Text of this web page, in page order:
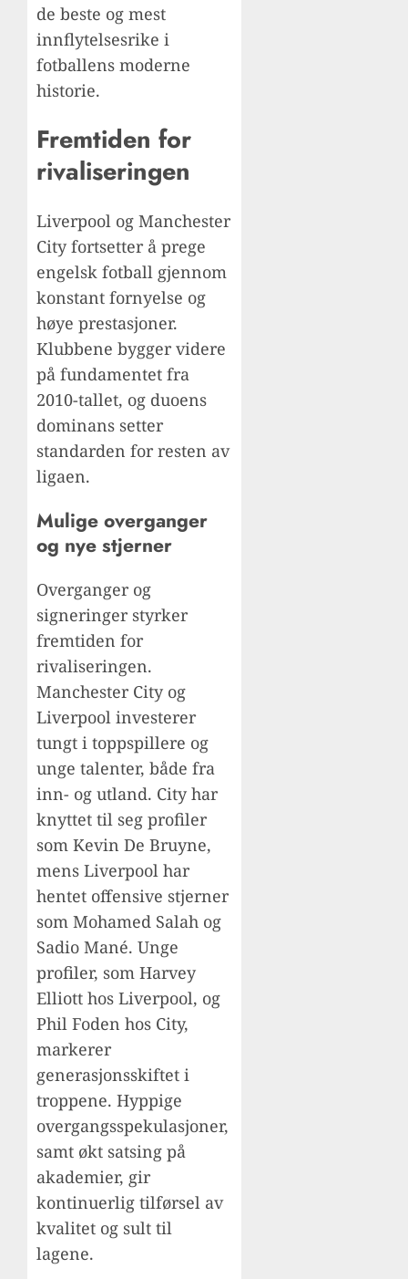
de beste og mest
innflytelsesrike i
fotballens moderne
historie.
Fremtiden for
rivaliseringen
Liverpool og Manchester
City fortsetter å prege
engelsk fotball gjennom
konstant fornyelse og
høye prestasjoner.
Klubbene bygger videre
på fundamentet fra
2010-tallet, og duoens
dominans setter
standarden for resten av
ligaen.
Mulige overganger
og nye stjerner
Overganger og
signeringer styrker
fremtiden for
rivaliseringen.
Manchester City og
Liverpool investerer
tungt i toppspillere og
unge talenter, både fra
inn- og utland. City har
knyttet til seg profiler
som Kevin De Bruyne,
mens Liverpool har
hentet offensive stjerner
som Mohamed Salah og
Sadio Mané. Unge
profiler, som Harvey
Elliott hos Liverpool, og
Phil Foden hos City,
markerer
generasjonsskiftet i
troppene. Hyppige
overgangsspekulasjoner,
samt økt satsing på
akademier, gir
kontinuerlig tilførsel av
kvalitet og sult til
lagene.